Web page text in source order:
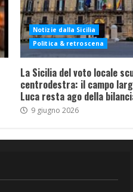
Notizie dalla Sicilia
Politica & retroscena
La Sicilia del voto locale
centrodestra: il campo
Luca resta ago della
9 giugno 2026